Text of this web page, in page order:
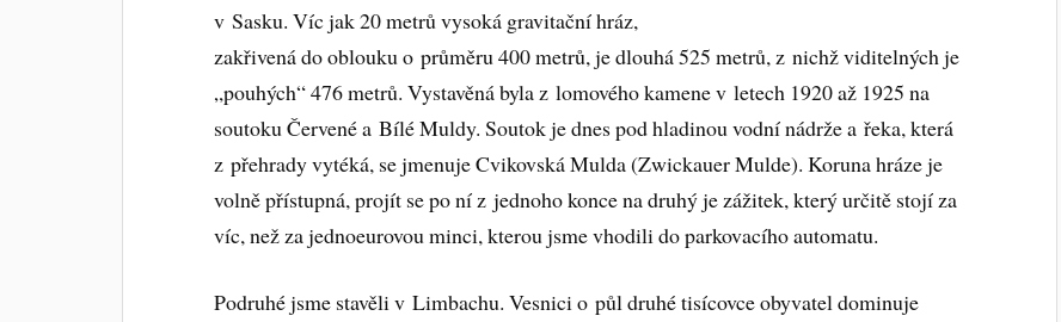
v Sasku. Víc jak 20 metrů vysoká gravitační hráz,
zakřivená do oblouku o průměru 400 metrů, je dlouhá 525 metrů, z nichž viditelných je
„pouhých“ 476 metrů. Vystavěná byla z lomového kamene v letech 1920 až 1925 na
soutoku Červené a Bílé Muldy. Soutok je dnes pod hladinou vodní nádrže a řeka, která
z přehrady vytéká, se jmenuje Cvikovská Mulda (Zwickauer Mulde). Koruna hráze je
volně přístupná, projít se po ní z jednoho konce na druhý je zážitek, který určitě stojí za
víc, než za jednoeurovou minci, kterou jsme vhodili do parkovacího automatu.
Podruhé jsme stavěli v Limbachu. Vesnici o půl druhé tisícovce obyvatel dominuje